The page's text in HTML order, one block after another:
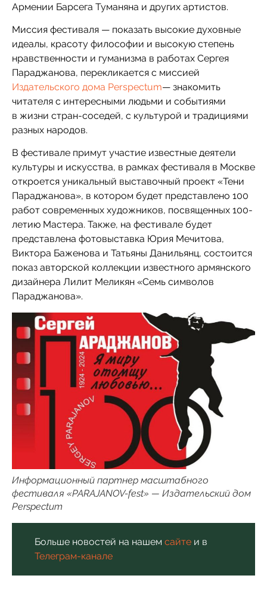
Армении Барсега Туманяна и других артистов.
Миссия фестиваля — показать высокие духовные
идеалы, красоту философии и высокую степень
нравственности и гуманизма в работах Сергея
Параджанова, перекликается с миссией
Издательского дома Perspectum— знакомить
читателя с интересными людьми и событиями
в жизни стран-соседей, с культурой и традициями
разных народов.
В фестивале примут участие известные деятели
культуры и искусства, в рамках фестиваля в Москве
откроется уникальный выставочный проект «Тени
Параджанова», в котором будет представлено 100
работ современных художников, посвященных 100-
летию Мастера. Также, на фестивале будет
представлена фотовыставка Юрия Мечитова,
Виктора Баженова и Татьяны Данильянц, состоится
показ авторской коллекции известного армянского
дизайнера Лилит Меликян «Семь символов
Параджанова».
Информационный партнер масштабного
фестиваля «PARAJANOV-fest» — Издательский дом
Perspectum
Больше новостей на нашем сайте и в
Телеграм-канале